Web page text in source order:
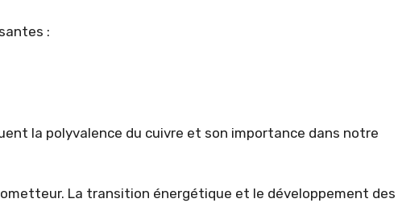
:
la polyvalence du cuivre et son importance dans notre
La transition énergétique et le développement des